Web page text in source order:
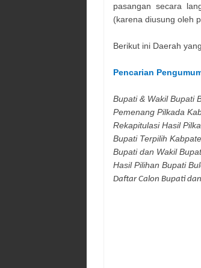
pasangan secara
(karena diusung oleh
Berikut ini Daerah
Pencarian
Bupati & Wakil Bupati
Pemenang Pilkada
Rekapitulasi Hasil
Bupati Terpilih
Bupati dan Wakil
Hasil Pilihan Bupati
Daftar Calon Bupati